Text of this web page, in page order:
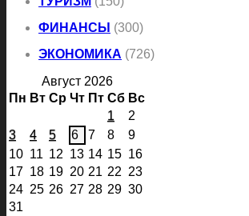
ФИНАНСЫ (300)
ЭКОНОМИКА (726)
Август 2026
Пн Вт Ср Чт Пт Сб Вс
1
2
3
4 5 6 7 8
9
10 11 12 13 14 15 16
17 18 19 20 21 22 23
24 25 26 27 28 29 30
31